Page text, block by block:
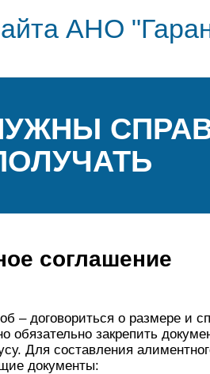
соглашение
– договориться о размере и
обязательно закрепить
Для составления
документы: